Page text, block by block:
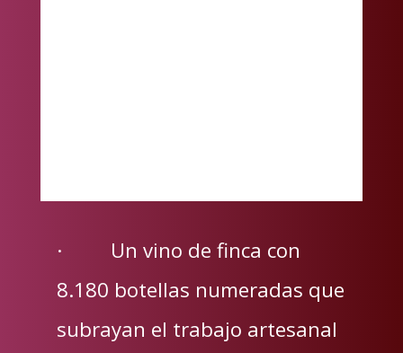
· Un vino de finca con
8.180 botellas numeradas que
subrayan el trabajo artesanal